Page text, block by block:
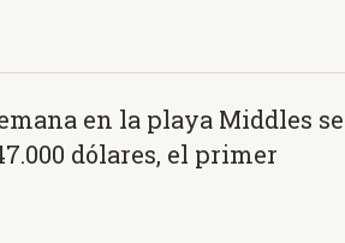
en la playa Middles se
dólares, el primer